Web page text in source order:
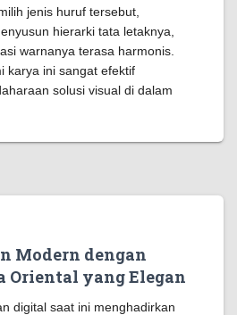
jenis huruf tersebut,
hierarki tata letaknya,
warnanya terasa harmonis.
karya ini sangat efektif
solusi visual di dalam
Modern dengan
Oriental yang Elegan
digital saat ini menghadirkan